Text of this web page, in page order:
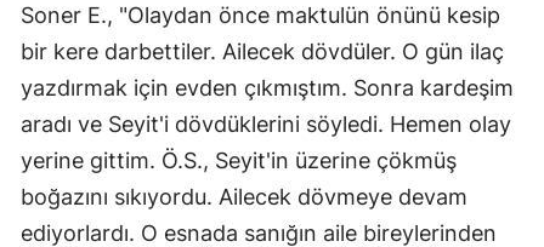
Soner E., "Olaydan önce maktulün önünü kesip
bir kere darbettiler. Ailecek dövdüler. O gün ilaç
yazdırmak için evden çıkmıştım. Sonra kardeşim
aradı ve Seyit'i dövdüklerini söyledi. Hemen olay
yerine gittim. Ö.S., Seyit'in üzerine çökmüş
boğazını sıkıyordu. Ailecek dövmeye devam
ediyorlardı. O esnada sanığın aile bireylerinden